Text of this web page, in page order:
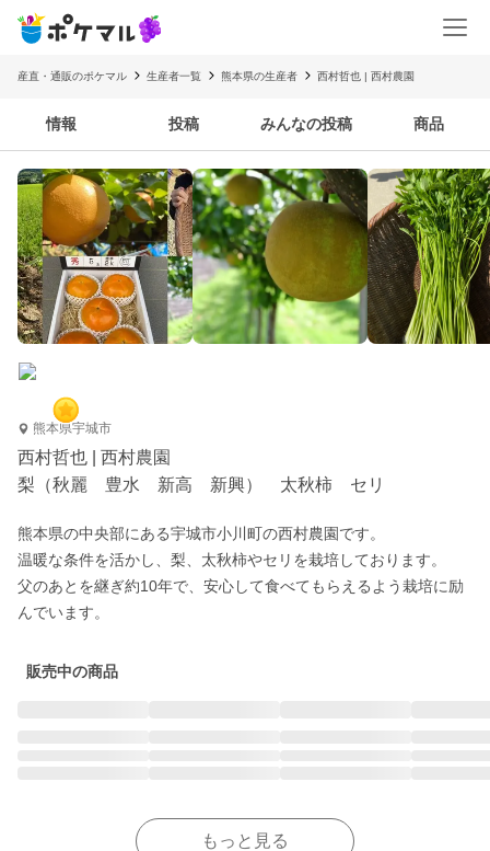
産直・通販のポケマル 生産者一覧 熊本県の生産者 西村哲也 | 西村農園
情報 投稿 みんなの投稿 商品
熊本県宇城市
西村哲也 | 西村農園
梨（秋麗 豊水 新高 新興） 太秋柿 セリ
熊本県の中央部にある宇城市小川町の西村農園です。
温暖な条件を活かし、梨、太秋柿やセリを栽培しております。
父のあとを継ぎ約10年で、安心して食べてもらえるよう栽培に励
んでいます。
販売中の商品
もっと見る